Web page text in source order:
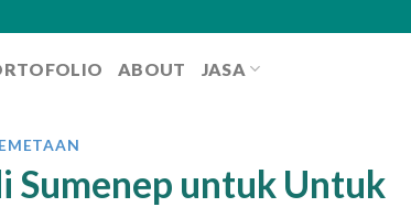
ABOUT JASA
Sumenep untuk Untuk